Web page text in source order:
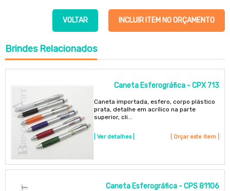
INCLUIR ITEM NO ORÇAMENTO
VOLTAR
BrindesRelacionados
Caneta Esferográfica - CPX 713
Caneta importada, esfero, corpo plástico
prata, detalhe em acrílico na parte
superior, cli...
| Ver detalhes | | Orçar este item |
Caneta Esferográfica - CPS 81106